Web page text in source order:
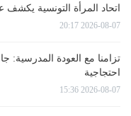
اتحاد المرأة التونسية
2026-08-07 20:17
تزامنا مع العودة المدرسية:
احتجاجية
2026-08-07 15:36